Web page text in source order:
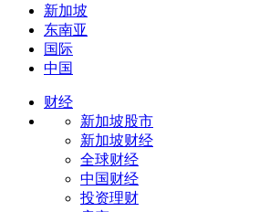
新加坡
东南亚
国际
中国
财经
新加坡股市
新加坡财经
全球财经
中国财经
投资理财